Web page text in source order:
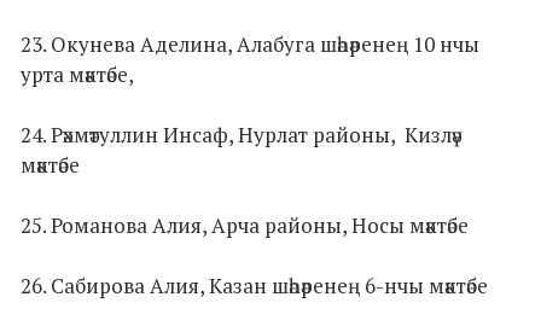
23. Окунева Аделина, Алабуга шәһәренең 10 нчы
урта мәктәбе,
24. Рәхмәтуллин Инсаф, Нурлат районы, Кизләү
мәктәбе
25. Романова Алия, Арча районы, Носы мәктәбе
26. Сабирова Алия, Казан шәһәренең 6-нчы мәктәбе